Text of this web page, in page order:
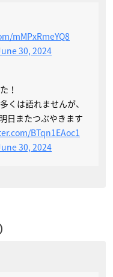
mMPxRmeYQ8
30, 2024
！
くは語れませんが、
日またつぶやきます
BTqn1EAoc1
30, 2024